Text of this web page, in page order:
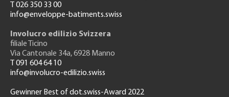
T 026 350 33 00
info@enveloppe-batiments.swiss
Involucro edilizio Svizzera
filiale Ticino
Via Cantonale 34a, 6928 Manno
T 091 604 64 10
info@involucro-edilizio.swiss
Gewinner Best of dot.swiss-Award 2022